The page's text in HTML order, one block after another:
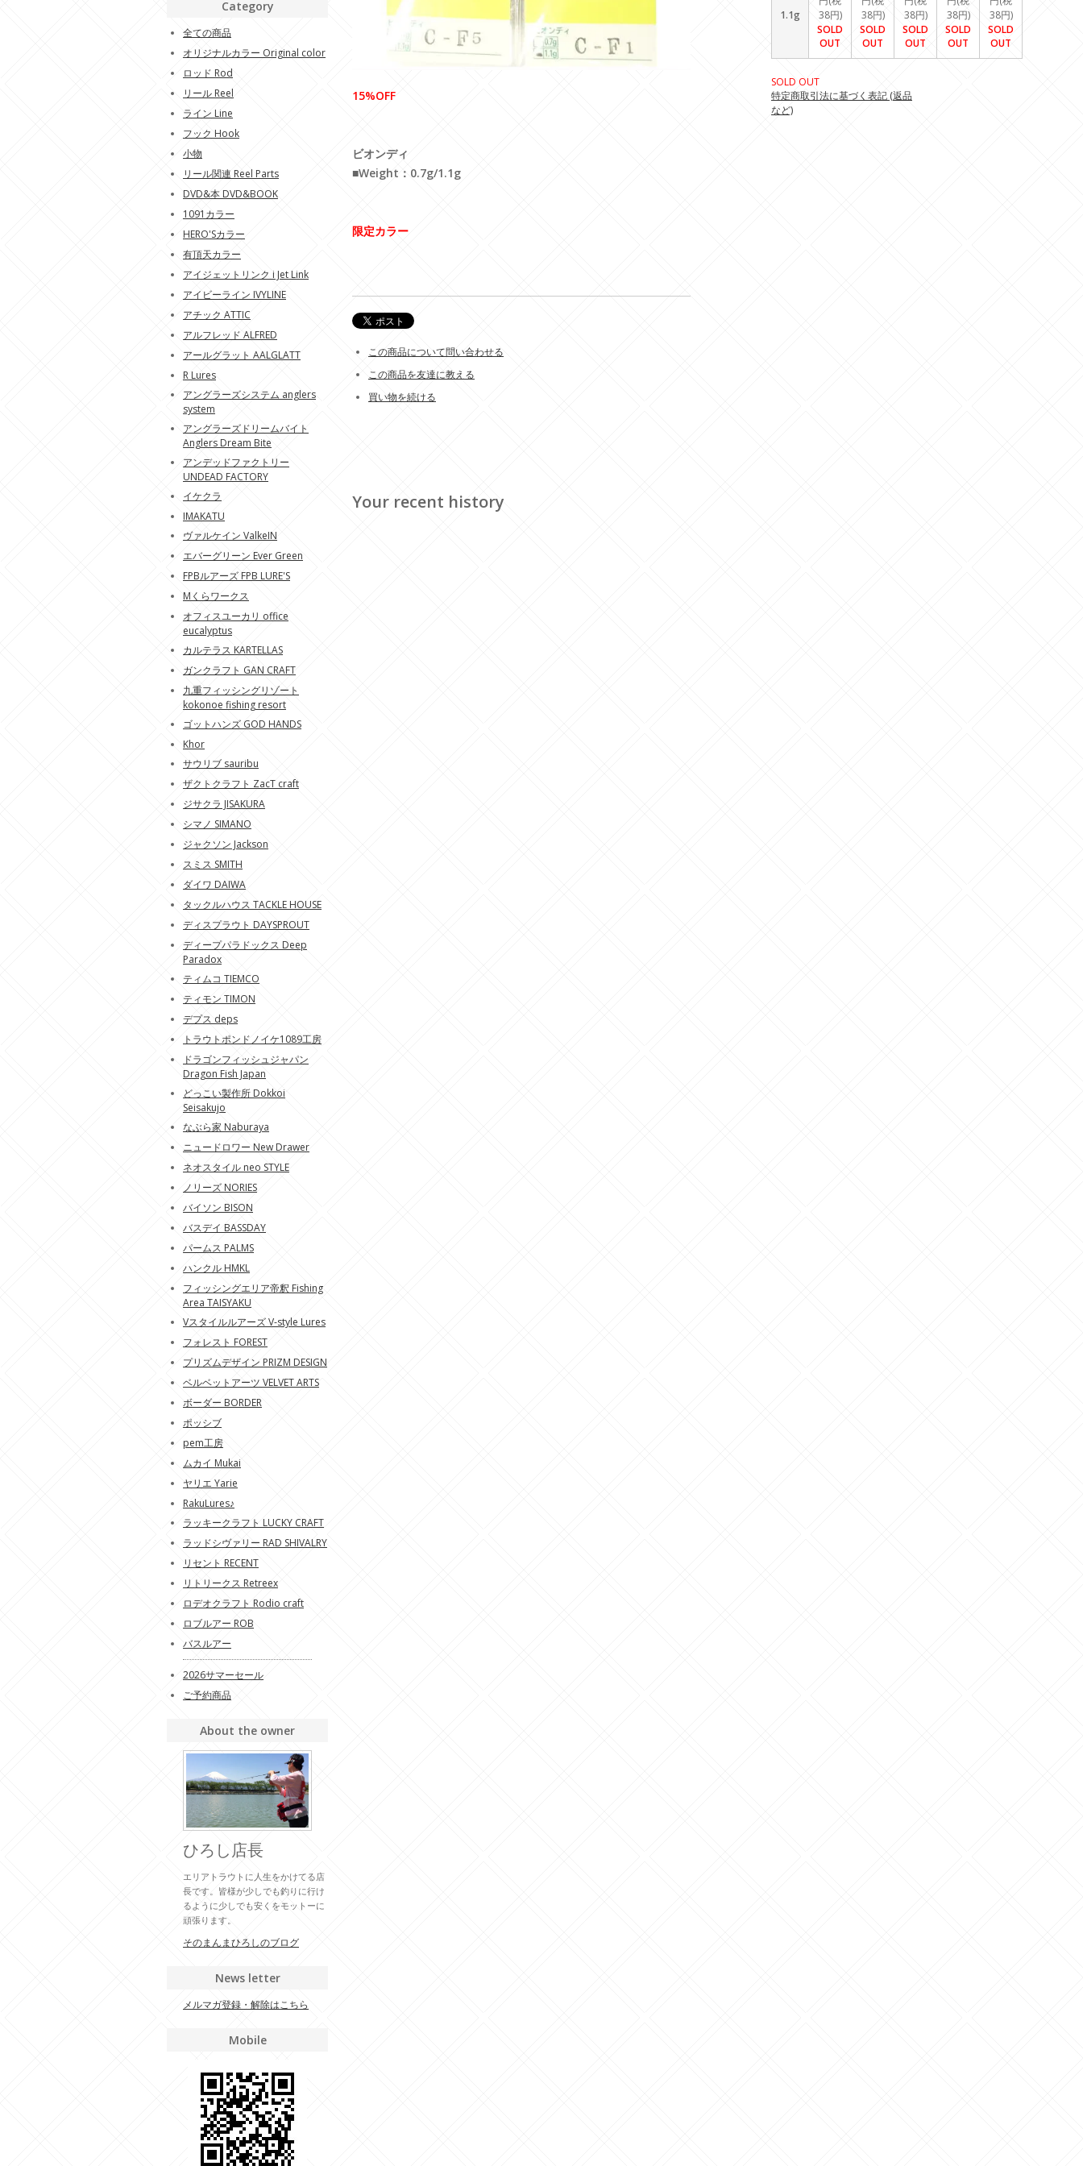
1.1g
38円)
SOLD
OUT
38円)
SOLD
OUT
38円)
SOLD
OUT
38円)
SOLD
OUT
38円)
SOLD
OUT
SOLD OUT
特定商取引法に基づく表記 (返品
など)
15%OFF
ビオンディ
■Weight：0.7g/1.1g
限定カラー
この商品について問い合わせる
この商品を友達に教える
買い物を続ける
Your recent history
Category
全ての商品
オリジナルカラー Original color
ロッド Rod
リール Reel
ライン Line
フック Hook
小物
リール関連 Reel Parts
DVD&本 DVD&BOOK
1091カラー
HERO'Sカラー
有頂天カラー
アイジェットリンク i Jet Link
アイビーライン IVYLINE
アチック ATTIC
アルフレッド ALFRED
アールグラット AALGLATT
R Lures
アングラーズシステム anglers
system
アングラーズドリームバイト
Anglers Dream Bite
アンデッドファクトリー
UNDEAD FACTORY
イケクラ
IMAKATU
ヴァルケイン ValkeIN
エバーグリーン Ever Green
FPBルアーズ FPB LURE'S
Mくらワークス
オフィスユーカリ office
eucalyptus
カルテラス KARTELLAS
ガンクラフト GAN CRAFT
九重フィッシングリゾート
kokonoe fishing resort
ゴットハンズ GOD HANDS
Khor
サウリブ sauribu
ザクトクラフト ZacT craft
ジサクラ JISAKURA
シマノ SIMANO
ジャクソン Jackson
スミス SMITH
ダイワ DAIWA
タックルハウス TACKLE HOUSE
ディスプラウト DAYSPROUT
ディープパラドックス Deep
Paradox
ティムコ TIEMCO
ティモン TIMON
デプス deps
トラウトポンドノイケ1089工房
ドラゴンフィッシュジャパン
Dragon Fish Japan
どっこい製作所 Dokkoi
Seisakujo
なぶら家 Naburaya
ニュードロワー New Drawer
ネオスタイル neo STYLE
ノリーズ NORIES
バイソン BISON
バスデイ BASSDAY
パームス PALMS
ハンクル HMKL
フィッシングエリア帝釈 Fishing
Area TAISYAKU
Vスタイルルアーズ V-style Lures
フォレスト FOREST
プリズムデザイン PRIZM DESIGN
ベルベットアーツ VELVET ARTS
ボーダー BORDER
ポッシブ
pem工房
ムカイ Mukai
ヤリエ Yarie
RakuLures♪
ラッキークラフト LUCKY CRAFT
ラッドシヴァリー RAD SHIVALRY
リセント RECENT
リトリークス Retreex
ロデオクラフト Rodio craft
ロブルアー ROB
バスルアー
2026サマーセール
ご予約商品
About the owner
ひろし店長
エリアトラウトに人生をかけてる店
長です。皆様が少しでも釣りに行け
るように少しでも安くをモットーに
頑張ります。
そのまんまひろしのブログ
News letter
メルマガ登録・解除はこちら
Mobile